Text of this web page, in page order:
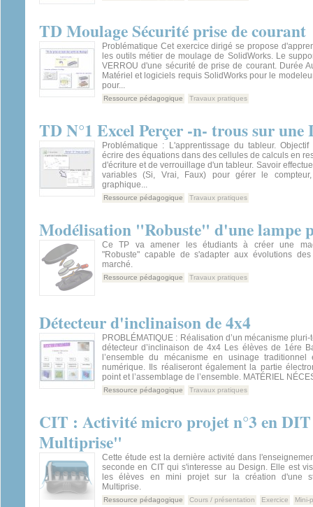
TD Moulage Sécurité prise de courant
Problématique Cet exercice dirigé se propose
les outils métier de moulage de SolidWorks. Le
VERROU d'une sécurité de prise de courant. Durée
Matériel et logiciels requis SolidWorks pour le
pour...
Ressource pédagogique Travaux pratiques
TD N°1 Excel Perçer -n- trous sur une
Problématique : L'apprentissage du tableur.
écrire des équations dans des cellules de calculs en
d'écriture et de verrouillage d'un tableur. Savoir
variables (Si, Vrai, Faux) pour gérer le
graphique...
Ressource pédagogique Travaux pratiques
Modélisation "Robuste" d'une lampe
Ce TP va amener les étudiants à créer une
"Robuste" capable de s'adapter aux évolutions
marché.
Ressource pédagogique Travaux pratiques
Détecteur d'inclinaison de 4x4
PROBLÉMATIQUE : Réalisation d’un mécanisme
détecteur d’inclinaison de 4x4 Les élèves de 1ére
l’ensemble du mécanisme en usinage traditionnel
numérique. Ils réaliseront également la partie
point et l’assemblage de l’ensemble. MATÉRIEL
Ressource pédagogique Travaux pratiques
CIT : Activité micro projet n°3 en
Multiprise"
Cette étude est la dernière activité dans
seconde en CIT qui s'interesse au Design. Elle est
les élèves en mini projet sur la création d'une
Multiprise.
Ressource pédagogique Cours / présentation Exercice Mini-